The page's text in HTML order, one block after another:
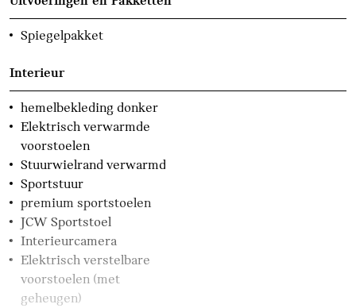
Spiegelpakket
Interieur
hemelbekleding donker
Elektrisch verwarmde
voorstoelen
Stuurwielrand verwarmd
Sportstuur
premium sportstoelen
JCW Sportstoel
Interieurcamera
Elektrisch verstelbare
voorstoelen (met
geheugen)